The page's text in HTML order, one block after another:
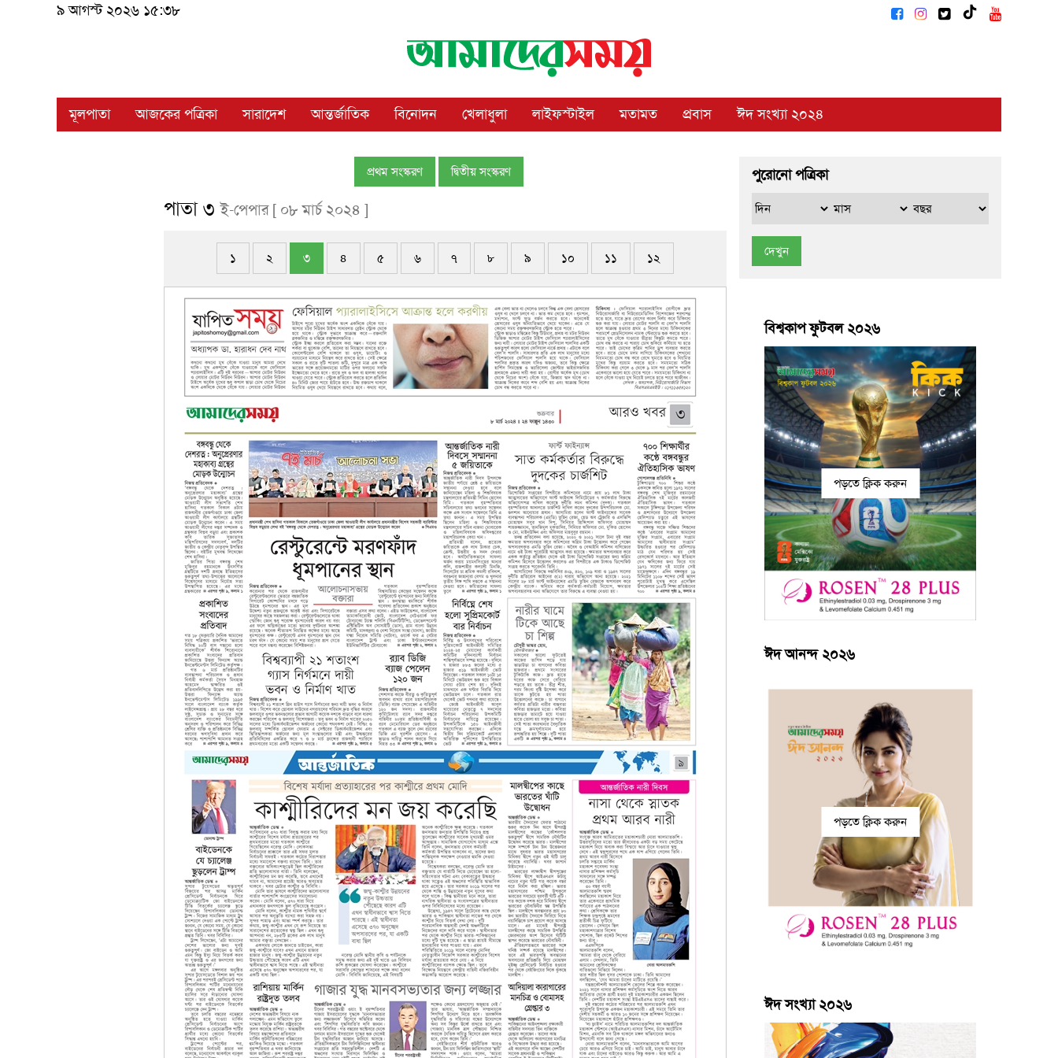
৯ আগস্ট ২০২৬ ১৫:৩৮
মূলপাতা আজকের পত্রিকা সারাদেশ আন্তর্জাতিক বিনোদন খেলাধুলা লাইফস্টাইল মতামত প্রবাস ঈদ সংখ্যা ২০২৪
পুরোনো পত্রিকা
দেখুন
বিশ্বকাপ ফুটবল ২০২৬
পড়তে ক্লিক করুন
ঈদ আনন্দ ২০২৬
পড়তে ক্লিক করুন
ঈদ সংখ্যা ২০২৬
প্রথম সংস্করণ দ্বিতীয় সংস্করণ
পাতা ৩ই-পেপার [ ০৮ মার্চ ২০২৪ ]
১ ২ ৩ ৪ ৫ ৬ ৭ ৮ ৯ ১০ ১১ ১২